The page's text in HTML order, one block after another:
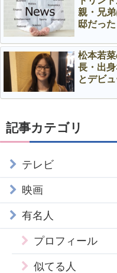
親・兄
邸だった
松本若
長・出
とデビ
記事カテゴリ
テレビ
映画
有名人
プロフィール
似てる人